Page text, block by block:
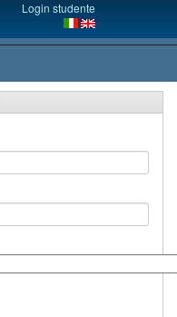
Login studente